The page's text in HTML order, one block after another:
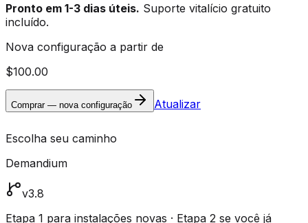
Pronto em 1-3 dias úteis. Suporte vitalício gratuito
incluído.
Nova configuração a partir de
$100.00
Comprar — nova configuração Atualizar
Escolha seu caminho
Demandium
v3.8
Etapa 1 para instalações novas · Etapa 2 se você já